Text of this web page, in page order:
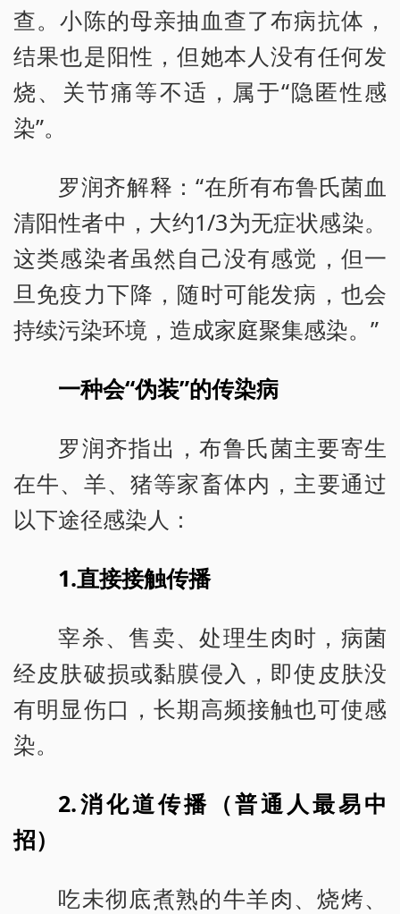
查。小陈的母亲抽血查了布病抗体，
结果也是阳性，但她本人没有任何发
烧、关节痛等不适，属于“隐匿性感
染”。
罗润齐解释：“在所有布鲁氏菌血
清阳性者中，大约1/3为无症状感染。
这类感染者虽然自己没有感觉，但一
旦免疫力下降，随时可能发病，也会
持续污染环境，造成家庭聚集感染。”
一种会“伪装”的传染病
罗润齐指出，布鲁氏菌主要寄生
在牛、羊、猪等家畜体内，主要通过
以下途径感染人：
1.直接接触传播
宰杀、售卖、处理生肉时，病菌
经皮肤破损或黏膜侵入，即使皮肤没
有明显伤口，长期高频接触也可使感
染。
2.消化道传播（普通人最易中
招）
吃未彻底煮熟的牛羊肉、烧烤、